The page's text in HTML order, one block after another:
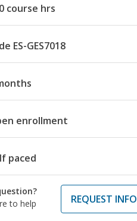
course hrs
ES-GES7018
enrollment
paced
to help
REQUEST INFO